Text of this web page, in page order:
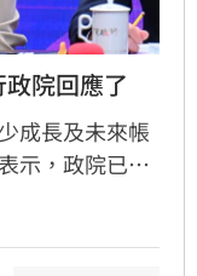
院回應了
成長及未來帳
示，政院已收
院憲政職權，